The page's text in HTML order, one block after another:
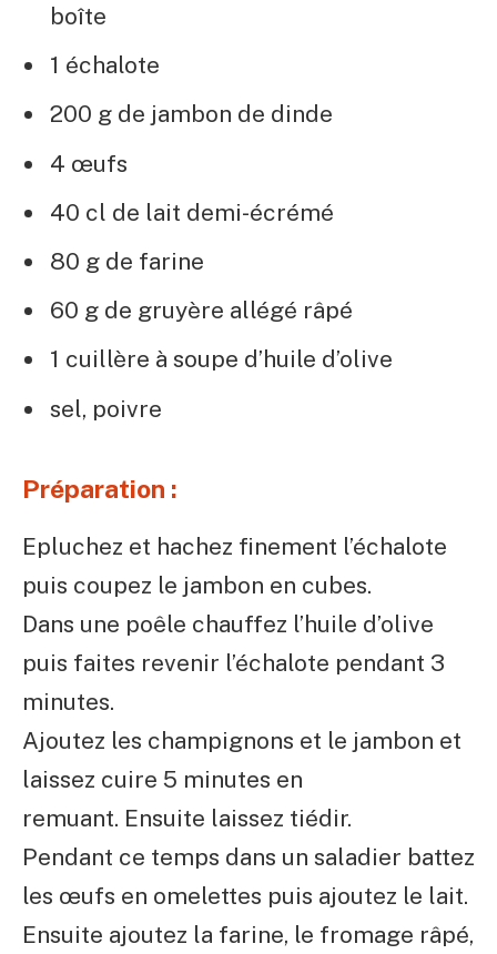
boîte
1 échalote
200 g de jambon de dinde
4 œufs
40 cl de lait demi-écrémé
80 g de farine
60 g de gruyère allégé râpé
1 cuillère à soupe d’huile d’olive
sel, poivre
Préparation :
Epluchez et hachez finement l’échalote
puis coupez le jambon en cubes.
Dans une poêle chauffez l’huile d’olive
puis faites revenir l’échalote pendant 3
minutes.
Ajoutez les champignons et le jambon et
laissez cuire 5 minutes en
remuant. Ensuite laissez tiédir.
Pendant ce temps dans un saladier battez
les œufs en omelettes puis ajoutez le lait.
Ensuite ajoutez la farine, le fromage râpé,